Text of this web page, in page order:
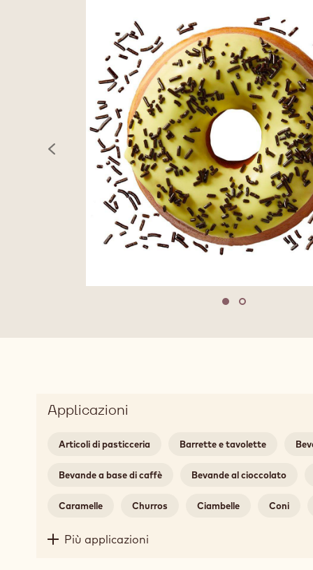
previous
Move to slide 1
Move to slide
Applicazioni
Articoli di pasticceria Barrette e tavolette
Bevande a base di caffè Bevande al cioccolato
Caramelle Churros Ciambelle Coni
Più applicazioni